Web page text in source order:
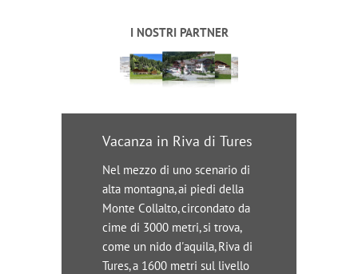
I NOSTRI PARTNER
Vacanza in Riva di Tures
Nel mezzo di uno scenario di
alta montagna, ai piedi della
Monte Collalto, circondato da
cime di 3000 metri, si trova,
come un nido d'aquila, Riva di
Tures, a 1600 metri sul livello